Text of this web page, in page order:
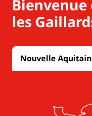
Bienvenue
les
Nouvelle